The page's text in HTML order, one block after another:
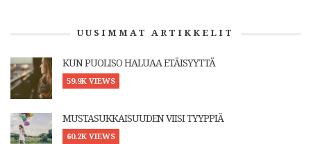
UUSIMMAT ARTIKKELIT
KUN PUOLISO HALUAA ETÄISYYTTÄ
59.9K VIEWS
MUSTASUKKAISUUDEN VIISI TYYPPIÄ
60.2K VIEWS